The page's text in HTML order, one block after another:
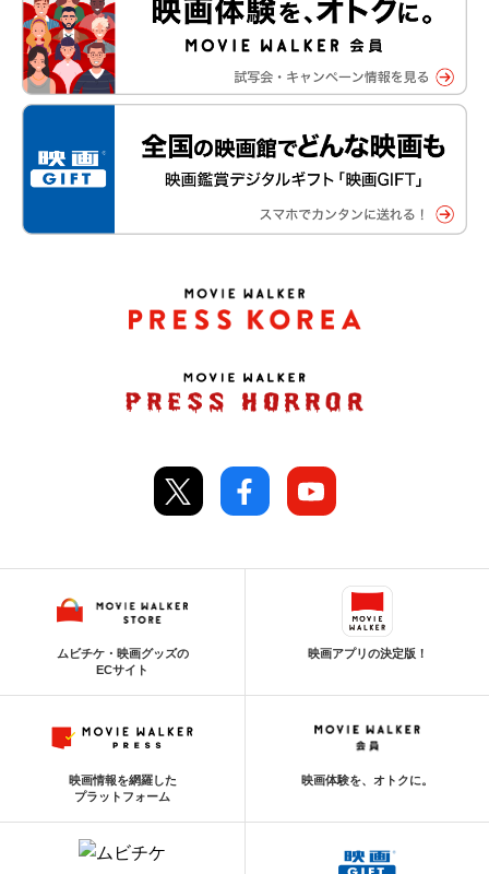
ムビチケ・映画グッズの
ECサイト
映画アプリの決定版！
映画情報を網羅した
プラットフォーム
映画体験を、オトクに。